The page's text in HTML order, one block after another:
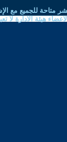
متاحة للجميع مع
هيئة الادارة لا